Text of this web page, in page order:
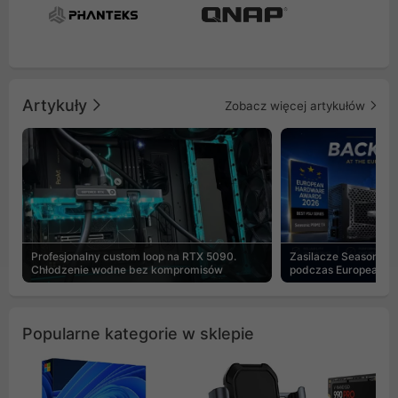
Artykuły Zobacz więcej artykułów
Profesjonalny custom loop na RTX 5090.
Chłodzenie wodne bez kompromisów
Zasilacze Seasonic
podczas European
Popularne kategorie w sklepie